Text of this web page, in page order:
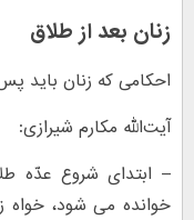
زنان بعد از طلاق
احکامی که زنان باید
آیت‌الله مکارم شیرازی:
– ابتداى شروع عدّه
خوانده مى شود، خواه